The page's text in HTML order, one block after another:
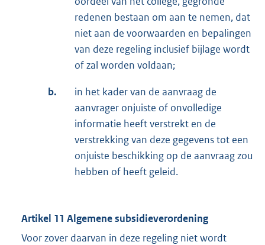
redenen bestaan om aan te nemen, dat
niet aan de voorwaarden en bepalingen
van deze regeling inclusief bijlage wordt
of zal worden voldaan;
b.
in het kader van de aanvraag de
aanvrager onjuiste of onvolledige
informatie heeft verstrekt en de
verstrekking van deze gegevens tot een
onjuiste beschikking op de aanvraag zou
hebben of heeft geleid.
Artikel 11 Algemene subsidieverordening
Voor zover daarvan in deze regeling niet wordt